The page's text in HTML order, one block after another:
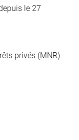
le 27
privés (MNR)